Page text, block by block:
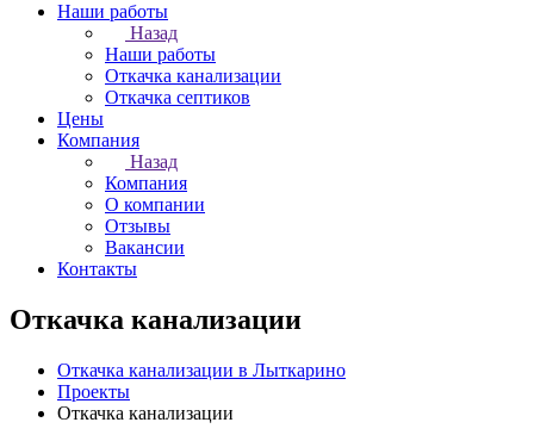
Наши работы
Назад
Наши работы
Откачка канализации
Откачка септиков
Цены
Компания
Назад
Компания
О компании
Отзывы
Вакансии
Контакты
Откачка канализации
Откачка канализации в Лыткарино
Проекты
Откачка канализации